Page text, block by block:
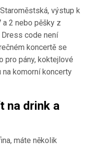
výstup k
2 nebo pěšky z
code není
koncertě se
pro pány, koktejlové
na komorní koncerty
na drink a
máte několik